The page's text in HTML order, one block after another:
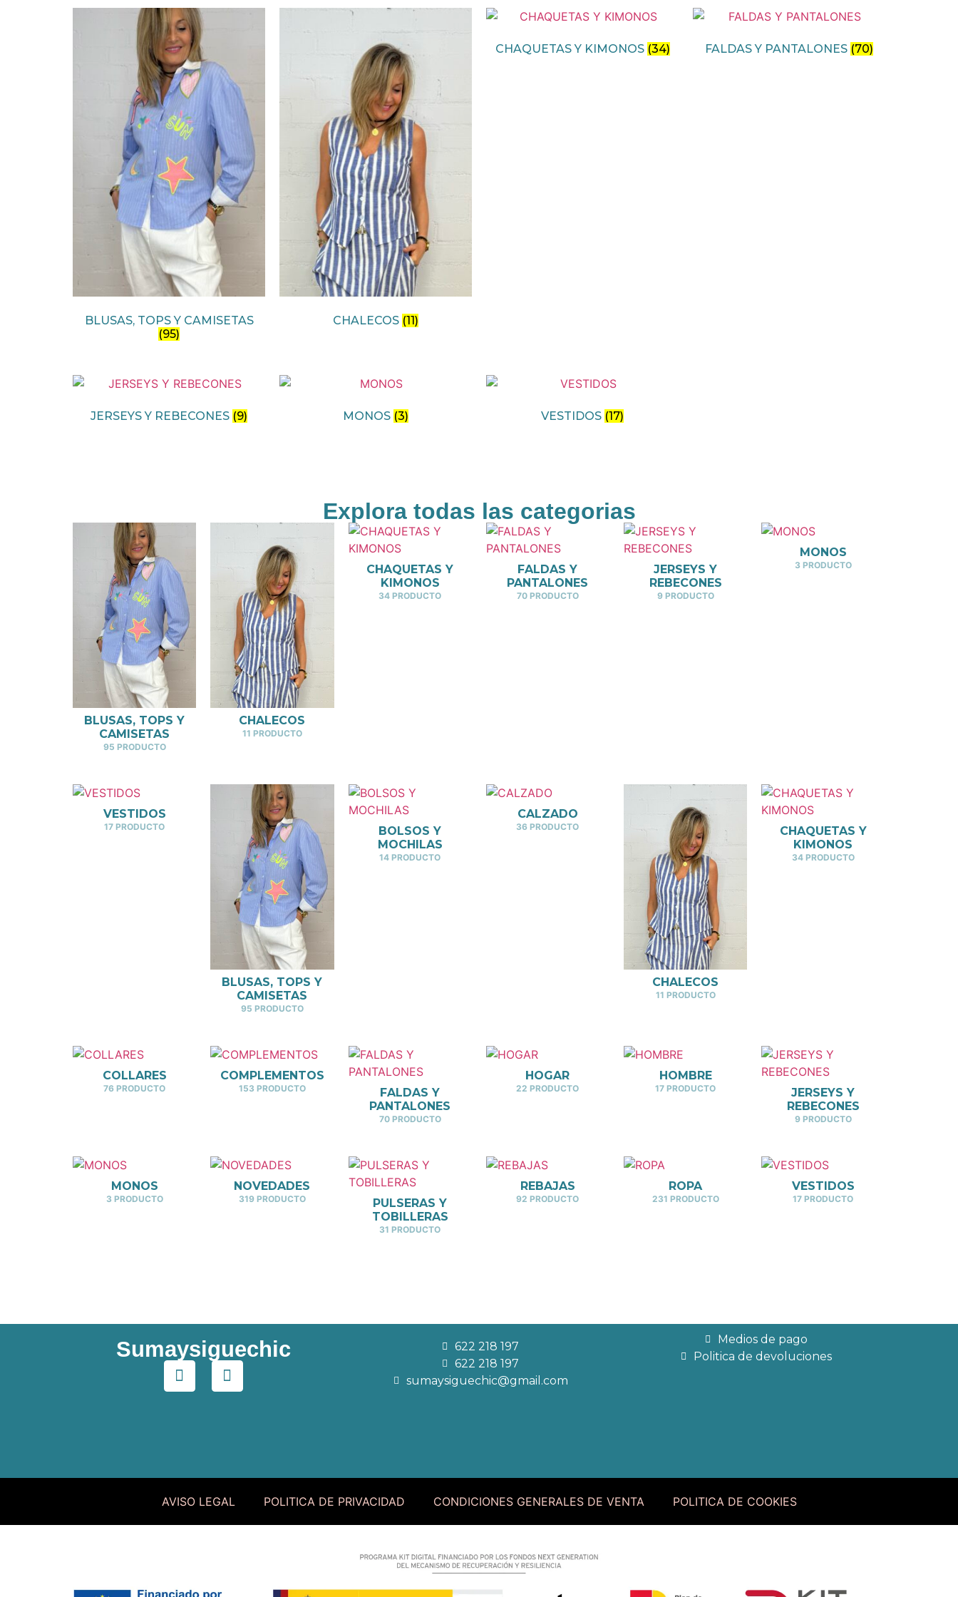
BLUSAS, TOPS Y CAMISETAS
(95)
CHALECOS (11)
CHAQUETAS Y KIMONOS (34) FALDAS Y PANTALONES (70)
JERSEYS Y REBECONES (9) MONOS (3) VESTIDOS (17)
Explora todas las categorias
BLUSAS, TOPS Y
CAMISETAS
95 PRODUCTO
CHALECOS
11 PRODUCTO
CHAQUETAS Y
KIMONOS
34 PRODUCTO
FALDAS Y
PANTALONES
70 PRODUCTO
JERSEYS Y
REBECONES
9 PRODUCTO
MONOS
3 PRODUCTO
VESTIDOS
17 PRODUCTO
BLUSAS, TOPS Y
CAMISETAS
95 PRODUCTO
BOLSOS Y
MOCHILAS
14 PRODUCTO
CALZADO
36 PRODUCTO
CHALECOS
11 PRODUCTO
CHAQUETAS Y
KIMONOS
34 PRODUCTO
COLLARES
76 PRODUCTO
COMPLEMENTOS
153 PRODUCTO
FALDAS Y
PANTALONES
70 PRODUCTO
HOGAR
22 PRODUCTO
HOMBRE
17 PRODUCTO
JERSEYS Y
REBECONES
9 PRODUCTO
MONOS
3 PRODUCTO
NOVEDADES
319 PRODUCTO
PULSERAS Y
TOBILLERAS
31 PRODUCTO
REBAJAS
92 PRODUCTO
ROPA
231 PRODUCTO
VESTIDOS
17 PRODUCTO
Sumaysiguechic
622 218 197
622 218 197
sumaysiguechic@gmail.com
Medios de pago
Politica de devoluciones
AVISO LEGAL POLITICA DE PRIVACIDAD CONDICIONES GENERALES DE VENTA POLITICA DE COOKIES